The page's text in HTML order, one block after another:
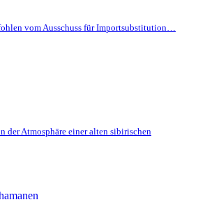
vom Ausschuss für Importsubstitution…
der Atmosphäre einer alten sibirischen